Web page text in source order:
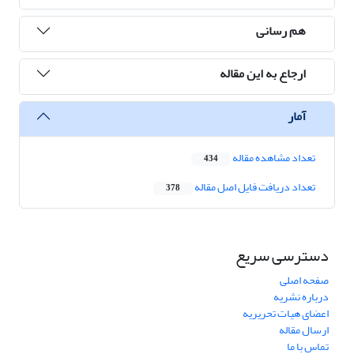
هم رسانی
ارجاع به این مقاله
آمار
تعداد مشاهده مقاله 434
تعداد دریافت فایل اصل مقاله 378
دسترسی سریع
صفحه اصلی
درباره نشریه
اعضای هیات تحریریه
ارسال مقاله
تماس با ما